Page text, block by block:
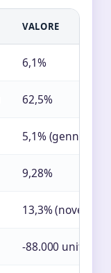
VALORE
6,1%
62,5%
5,1% (gennaio
9,28%
13,3%
-88.000 unità (-